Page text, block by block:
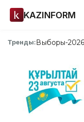
KAZINFORM
Тренды:Выборы-2026